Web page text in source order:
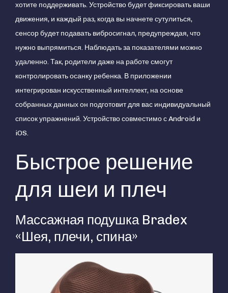
хотите поддерживать. Устройство будет фиксировать ваши
движения, и каждый раз, когда вы начнете сутулиться,
сенсор будет подавать вибросигнал, предупреждая, что
нужно выпрямиться. Наблюдать за показателями можно
удаленно. Так, родители даже на работе смогут
контролировать осанку ребенка. В приложении
интегрирован искусственный интеллект, на основе
собранных данных он подготовит для вас индивидуальный
список упражнений. Устройство совместимо с Android и
iOS.
Быстрое решение
для шеи и плеч
Массажная подушка Bradex
«Шея, плечи, спина»